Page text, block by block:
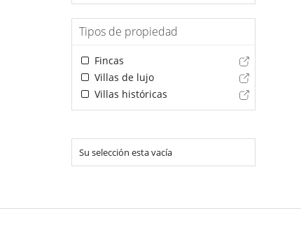
Tipos de propiedad
Fincas
Villas de lujo
Villas históricas
Su selección esta vacía